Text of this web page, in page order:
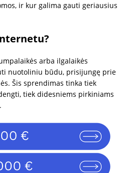
ir kur galima gauti geriausius
arba ilgalaikės
nuotoliniu būdu, prisijungę prie
Šis sprendimas tinka tiek
tiek didesniems pirkiniams